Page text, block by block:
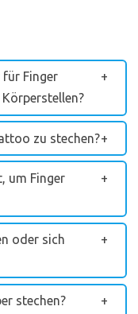
Finger
zu stechen?
um Finger
oder sich
stechen?